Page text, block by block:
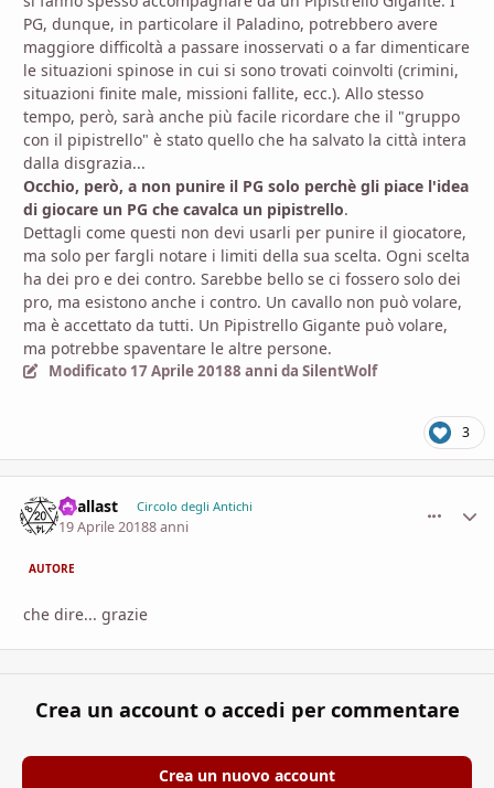
PG, dunque, in particolare il Paladino, potrebbero avere
maggiore difficoltà a passare inosservati o a far dimenticare
le situazioni spinose in cui si sono trovati coinvolti (crimini,
situazioni finite male, missioni fallite, ecc.). Allo stesso
tempo, però, sarà anche più facile ricordare che il "gruppo
con il pipistrello" è stato quello che ha salvato la città intera
dalla disgrazia...
Occhio, però, a non punire il PG solo perchè gli piace l'idea
di giocare un PG che cavalca un pipistrello.
Dettagli come questi non devi usarli per punire il giocatore,
ma solo per fargli notare i limiti della sua scelta. Ogni scelta
ha dei pro e dei contro. Sarebbe bello se ci fossero solo dei
pro, ma esistono anche i contro. Un cavallo non può volare,
ma è accettato da tutti. Un Pipistrello Gigante può volare,
ma potrebbe spaventare le altre persone.
Modificato 17 Aprile 20188 anni da SilentWolf
3
baallast Circolo degli Antichi
19 Aprile 20188 anni
AUTORE
che dire... grazie
Crea un account o accedi per commentare
Crea un nuovo account